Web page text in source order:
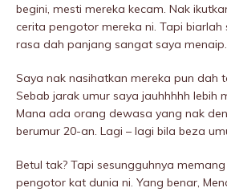
begini, mesti mereka kecam. Nak
cerita pengotor mereka ni. Tapi biarlah
rasa dah panjang sangat saya menaip.
Saya nak nasihatkan mereka pun dah
Sebab jarak umur saya jauhhhhh lebih
Mana ada orang dewasa yang nak
berumur 20-an. Lagi – lagi bila beza
Betul tak? Tapi sesungguhnya
pengotor kat dunia ni. Yang benar,